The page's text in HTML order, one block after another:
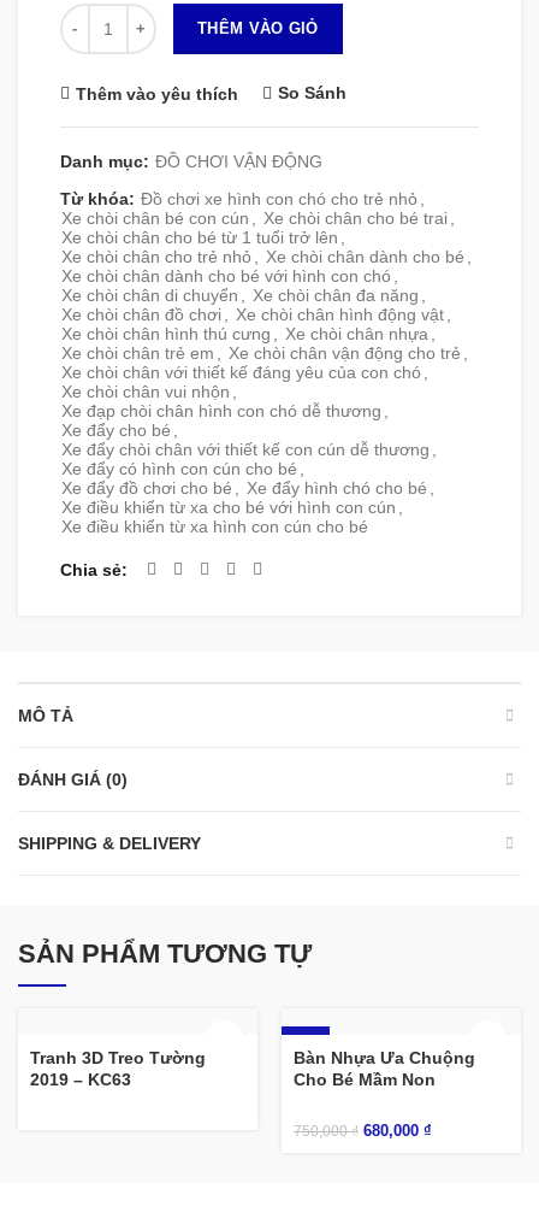
Số lượng
THÊM VÀO GIỎ
Thêm vào yêu thích So Sánh
Danh mục: ĐỒ CHƠI VẬN ĐỘNG
Từ khóa: Đồ chơi xe hình con chó cho trẻ nhỏ ,
Xe chòi chân bé con cún , Xe chòi chân cho bé trai,
Xe chòi chân cho bé từ 1 tuổi trở lên ,
Xe chòi chân cho trẻ nhỏ , Xe chòi chân dành cho bé ,
Xe chòi chân dành cho bé với hình con chó ,
Xe chòi chân di chuyển , Xe chòi chân đa năng ,
Xe chòi chân đồ chơi, Xe chòi chân hình động vật,
Xe chòi chân hình thú cưng , Xe chòi chân nhựa,
Xe chòi chân trẻ em , Xe chòi chân vận động cho trẻ ,
Xe chòi chân với thiết kế đáng yêu của con chó ,
Xe chòi chân vui nhộn ,
Xe đạp chòi chân hình con chó dễ thương ,
Xe đẩy cho bé ,
Xe đẩy chòi chân với thiết kế con cún dễ thương ,
Xe đẩy có hình con cún cho bé ,
Xe đẩy đồ chơi cho bé , Xe đẩy hình chó cho bé ,
Xe điều khiển từ xa cho bé với hình con cún ,
Xe điều khiển từ xa hình con cún cho bé
Chia sẻ
MÔ TẢ
ĐÁNH GIÁ (0)
SHIPPING & DELIVERY
SẢN PHẨM TƯƠNG TỰ
Tranh 3D Treo Tường
2019 – KC63
-9%
Bàn Nhựa Ưa Chuộng
Cho Bé Mầm Non
750,000₫ 680,000 ₫